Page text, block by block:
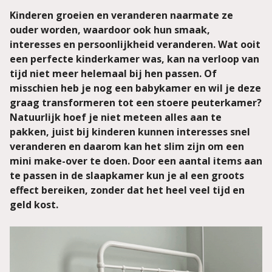
Kinderen groeien en veranderen naarmate ze
ouder worden, waardoor ook hun smaak,
interesses en persoonlijkheid veranderen. Wat ooit
een perfecte kinderkamer was, kan na verloop van
tijd niet meer helemaal bij hen passen. Of
misschien heb je nog een babykamer en wil je deze
graag transformeren tot een stoere peuterkamer?
Natuurlijk hoef je niet meteen alles aan te
pakken, juist bij kinderen kunnen interesses snel
veranderen en daarom kan het slim zijn om een
mini make-over te doen. Door een aantal items aan
te passen in de slaapkamer kun je al een groots
effect bereiken, zonder dat het heel veel tijd en
geld kost.